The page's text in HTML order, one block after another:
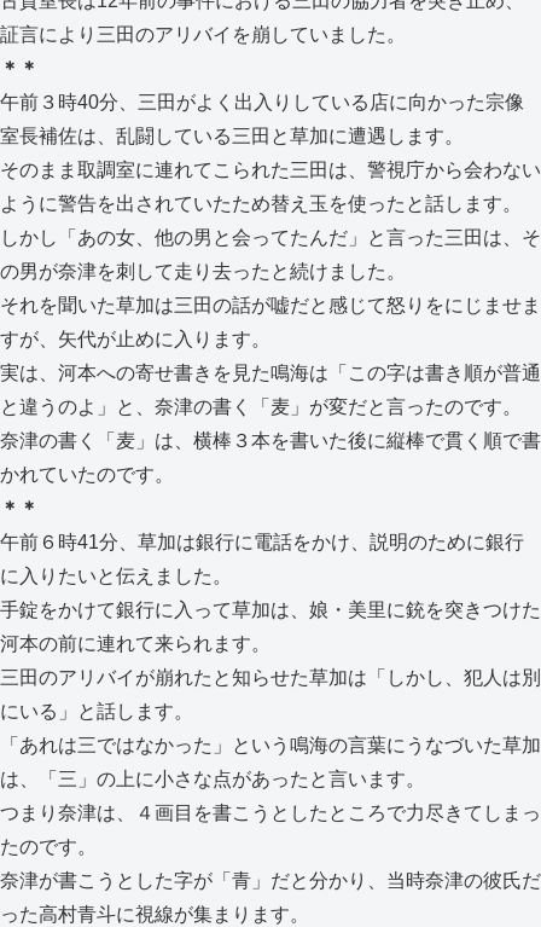
証言により三田のアリバイを崩していました。
＊＊
午前３時40分、三田がよく出入りしている店に向かった宗像
室長補佐は、乱闘している三田と草加に遭遇します。
そのまま取調室に連れてこられた三田は、警視庁から会わない
ように警告を出されていたため替え玉を使ったと話します。
しかし「あの女、他の男と会ってたんだ」と言った三田は、そ
の男が奈津を刺して走り去ったと続けました。
それを聞いた草加は三田の話が嘘だと感じて怒りをにじませま
すが、矢代が止めに入ります。
実は、河本への寄せ書きを見た鳴海は「この字は書き順が普通
と違うのよ」と、奈津の書く「麦」が変だと言ったのです。
奈津の書く「麦」は、横棒３本を書いた後に縦棒で貫く順で書
かれていたのです。
＊＊
午前６時41分、草加は銀行に電話をかけ、説明のために銀行
に入りたいと伝えました。
手錠をかけて銀行に入って草加は、娘・美里に銃を突きつけた
河本の前に連れて来られます。
三田のアリバイが崩れたと知らせた草加は「しかし、犯人は別
にいる」と話します。
「あれは三ではなかった」という鳴海の言葉にうなづいた草加
は、「三」の上に小さな点があったと言います。
つまり奈津は、４画目を書こうとしたところで力尽きてしまっ
たのです。
奈津が書こうとした字が「青」だと分かり、当時奈津の彼氏だ
った高村青斗に視線が集まります。